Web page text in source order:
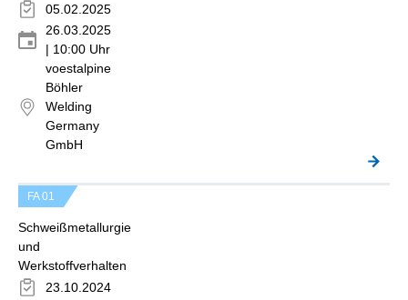
05.02.2025
26.03.2025
| 10:00 Uhr
voestalpine
Böhler
Welding
Germany
GmbH
FA 01
Schweißmetallurgie
und
Werkstoffverhalten
23.10.2024